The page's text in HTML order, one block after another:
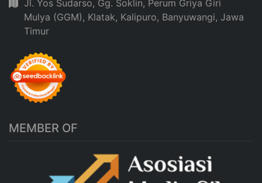
Jl. Yos Sudarso, Gg. Soklin, Perum Griya Giri
Mulya (GGM), Klatak, Kalipuro, Banyuwangi, Jawa
Timur
MEMBER OF